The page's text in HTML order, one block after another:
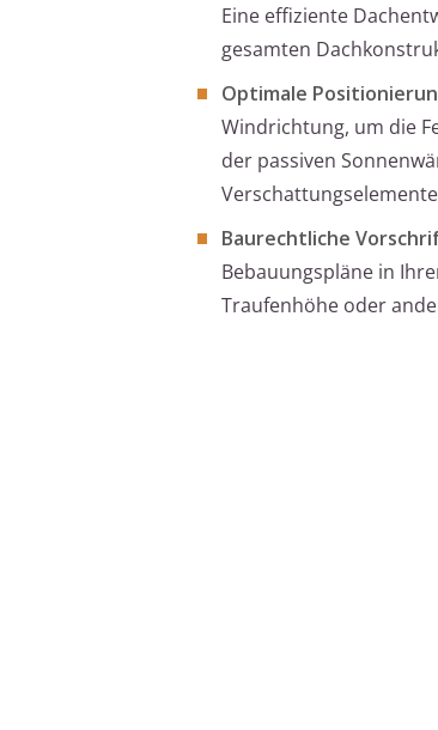
Eine effiziente
gesamten
Optimale
Windrichtung, um die
der passiven
Baurechtliche
Bebauungspläne in
Traufenhöhe oder